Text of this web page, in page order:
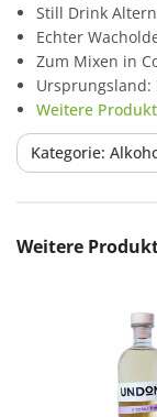
Still Drink
Echter
Zum Mixen in
Ursprungsland:
Weitere
Kategorie:
Produktgalerie
Weitere